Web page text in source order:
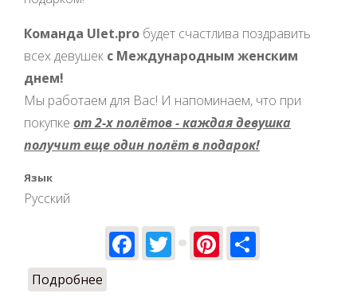
Команда Ulet.pro будет счастлива поздравить
всех девушек с Международным женским
днем!
Мы работаем для Вас! И напоминаем, что при
покупке от 2-х полётов - каждая девушка
получит еще один полёт в подарок!
Язык
Русский
Facebook
TwitterPinterest
Подробнее